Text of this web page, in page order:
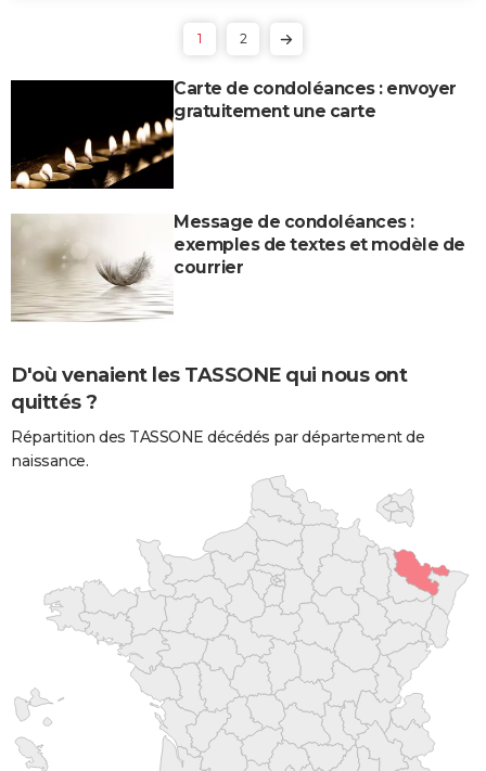
1 2
Carte de condoléances : envoyer
gratuitement une carte
Message de condoléances :
exemples de textes et modèle de
courrier
D'où venaient les TASSONE qui nous ont
quittés ?
Répartition des TASSONE décédés par département de
naissance.